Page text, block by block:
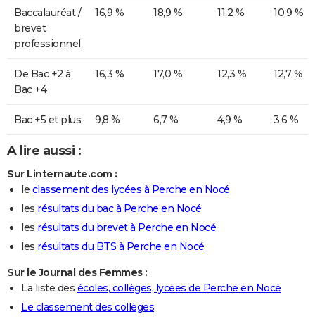
Baccalauréat /
brevet
professionnel
16,9 % 18,9 % 11,2 % 10,9 %
De Bac +2 à
Bac +4
16,3 % 17,0 % 12,3 % 12,7 %
Bac +5 et plus 9,8 % 6,7 % 4,9 % 3,6 %
A lire aussi :
Sur Linternaute.com :
le classement des lycées à Perche en Nocé
les résultats du bac à Perche en Nocé
les résultats du brevet à Perche en Nocé
les résultats du BTS à Perche en Nocé
Sur le Journal des Femmes :
La liste des écoles, collèges, lycées de Perche en Nocé
Le classement des collèges